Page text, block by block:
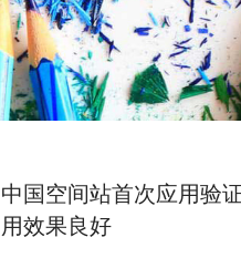
中国空间站首次应用验
用效果良好